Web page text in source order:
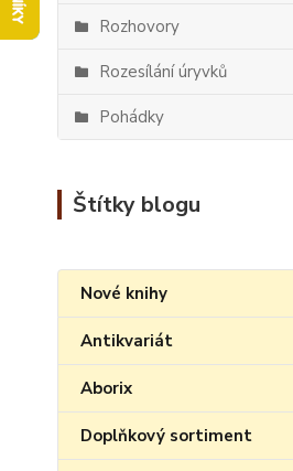
Rozhovory
Rozesílání úryvků
Pohádky
Štítky blogu
Nové knihy
Antikvariát
Aborix
Doplňkový sortiment